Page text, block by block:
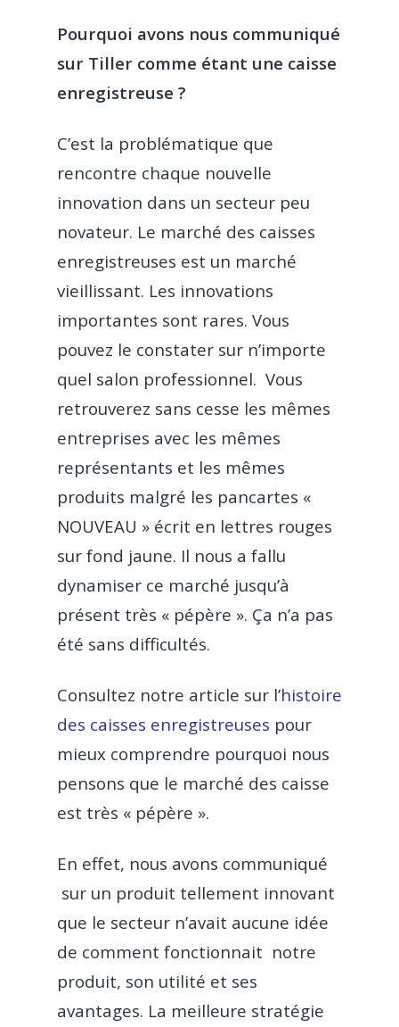
Pourquoi avons nous communiqué
sur Tiller comme étant une caisse
enregistreuse ?
C’est la problématique que
rencontre chaque nouvelle
innovation dans un secteur peu
novateur. Le marché des caisses
enregistreuses est un marché
vieillissant. Les innovations
importantes sont rares. Vous
pouvez le constater sur n’importe
quel salon professionnel. Vous
retrouverez sans cesse les mêmes
entreprises avec les mêmes
représentants et les mêmes
produits malgré les pancartes «
NOUVEAU » écrit en lettres rouges
sur fond jaune. Il nous a fallu
dynamiser ce marché jusqu’à
présent très « pépère ». Ça n’a pas
été sans difficultés.
Consultez notre article sur l’histoire
des caisses enregistreuses pour
mieux comprendre pourquoi nous
pensons que le marché des caisse
est très « pépère ».
En effet, nous avons communiqué
sur un produit tellement innovant
que le secteur n’avait aucune idée
de comment fonctionnait notre
produit, son utilité et ses
avantages. La meilleure stratégie